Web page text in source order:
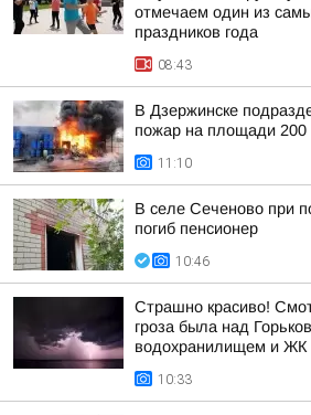
отмечаем один из
праздников года
08:43
В Дзержинске
пожар на площади 200
11:10
В селе Сеченово при
погиб пенсионер
10:46
Страшно красиво!
гроза была над
водохранилищем и ЖК
10:33